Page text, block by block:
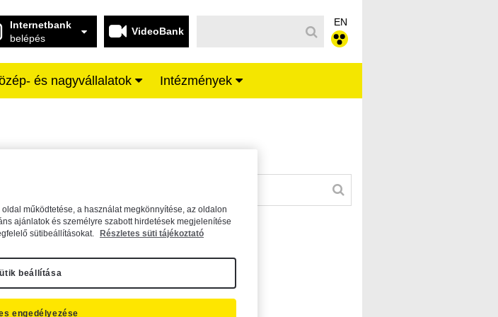
Internetbank
belépés
VideoBank
EN
és nagyvállalatok Intézmények
írja be a keresőszót a mezőbe.
működtetése, a használat megkönnyítése, az oldalon
ajánlatok és személyre szabott hirdetések megjelenítése
sütibeállításokat.
Részletes süti tájékoztató
beállítása
engedélyezése